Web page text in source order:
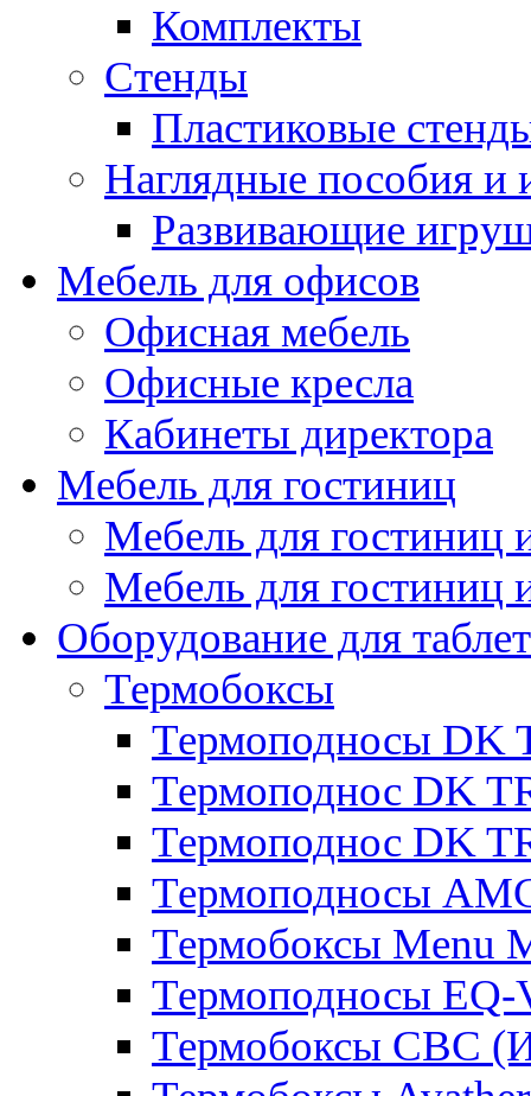
Комплекты
Стенды
Пластиковые
Наглядные пособия и
Развивающие
Мебель для офисов
Офисная мебель
Офисные кресла
Кабинеты директора
Мебель для гостиниц
Мебель для
Мебель для гостиниц
Оборудование для
Термобоксы
Термоподносы DK
Термоподнос DK
Термоподнос DK
Термоподносы
Термобоксы Menu
Термоподносы EQ-
Термобоксы CBC